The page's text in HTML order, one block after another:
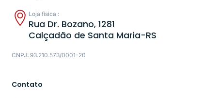
Loja física :
Rua Dr. Bozano, 1281
Calçadão de Santa Maria-RS
CNPJ: 93.210.573/0001-20
Contato